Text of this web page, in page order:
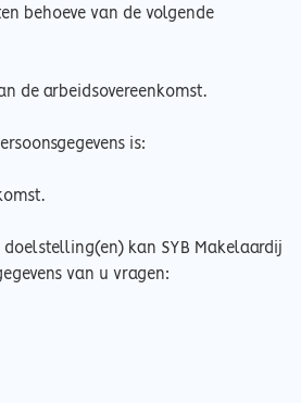
behoeve van de volgende
de arbeidsovereenkomst.
is:
kan SYB Makelaardij
van u vragen: